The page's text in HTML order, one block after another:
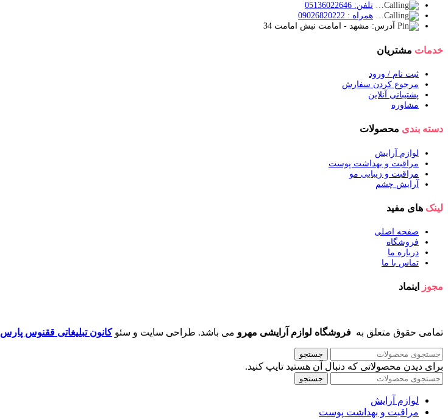
تلفن: 05136022646
همراه : 09026820222
آدرس: مشهد - امامت نبش امامت 34
خدمات مشتریان
ثبت نام / ورود
مرجوع کردن سفارش
پشتیبانی آنلاین
مشاوره
دسته بندی محصولات
لوازم آرایش
مراقبت و بهداشت پوست
مراقبت و زیبایی مو
آرایش چشم
لینک های مفید
صفحه اصلی
فروشگاه
درباره ما
تماس با ما
مجوز اینماد
تمامی حقوق متعلق به فروشگاه لوازم آرایشی مهرو می باشد. طراحی سایت و سئوکانون تبلیغاتی ققنوس پارس
جستجو
برای دیدن محصولاتی که دنبال آن هستید تایپ کنید.
جستجو
لوازم آرایش
مراقبت و بهداشت پوست